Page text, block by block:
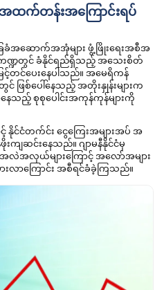
ေးအထက်တန်းအကြောင်းရပ်
ခံအဆောက်အအုံများ ဖွံ့ဖြိုးရေးအစီအ
င်ကဏ္ဍတွင် ခံနိုင်ရည်ရှိသည့် အသေးစိတ်
တင်ပေးနေပါသည်။ အမေရိကန်
င် ဖြစ်ပေါ်နေသည့် အတိုးနှုန်းများက
ည့် စုစုပေါင်းအကုန်ကုန်များကို
နိုင်ငံတက်င်း ငွေကြေးအများအပ် အ
းကျဆင်းနေသည်။ ဂျာမနီနိုင်ငံမှ
လဲအလှယ်များကြောင့် အလော်အများ
ားလာကြောင်း အစီရင်ခံခဲ့ကြသည်။